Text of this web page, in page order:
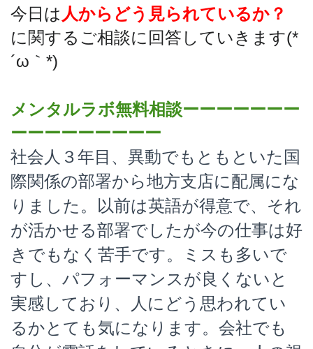
今日は 人からどう見られているか？
に関するご相談に回答していきます(*
´ω｀*)
メンタルラボ無料相談ーーーーーーー
ーーーーーーーーー
社会人３年目、異動でもともといた国
際関係の部署から地方支店に配属にな
りました。以前は英語が得意で、それ
が活かせる部署でしたが今の仕事は好
きでもなく苦手です。ミスも多いで
すし、パフォーマンスが良くないと
実感しており、人にどう思われてい
るかとても気になります。会社でも